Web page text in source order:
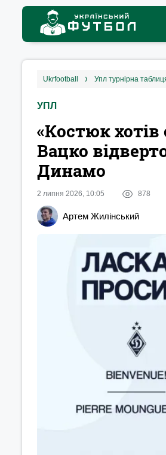
ukrfootball упл турнірна
УПЛ
«Костюк
Вацко
Динамо
2 липня 2026, 10:05 878
Артем Жилінський